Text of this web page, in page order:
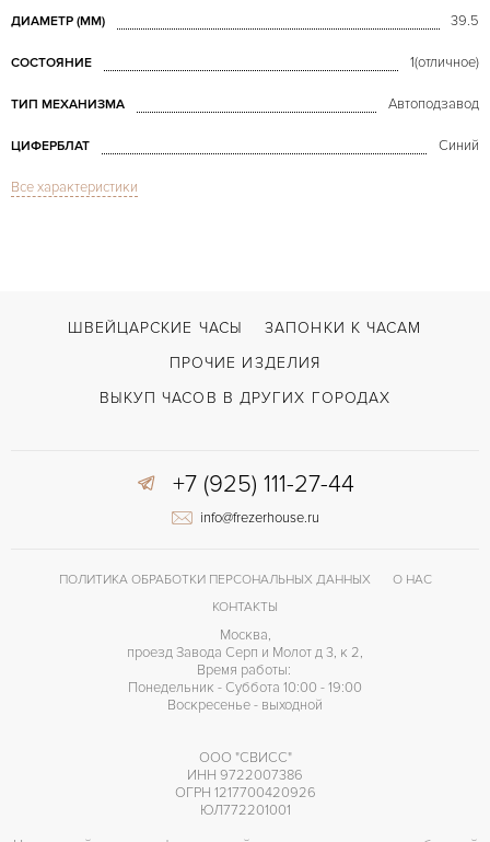
ДИАМЕТР (MM) 39.5
СОСТОЯНИЕ 1(отличное)
ТИП МЕХАНИЗМА Автоподзавод
ЦИФЕРБЛАТ Синий
СТЕКЛО
Двойной сложности застежка
КАЛИБР/МЕХАНИЗМ
Все характеристики
ШВЕЙЦАРСКИЕ ЧАСЫ
ЗАПОНКИ К ЧАСАМ
ПРОЧИЕ ИЗДЕЛИЯ
ВЫКУП ЧАСОВ В ДРУГИХ ГОРОДАХ
+7 (925) 111-27-44
info@frezerhouse.ru
ПОЛИТИКА ОБРАБОТКИ ПЕРСОНАЛЬНЫХ ДАННЫХ
О НАС
КОНТАКТЫ
Москва,
проезд Завода Серп и Молот д 3, к 2,
Время работы:
Понедельник - Суббота 10:00 - 19:00
Воскресенье - выходной
ООО "СВИСС"
ИНН 9722007386
ОГРН 1217700420926
ЮЛ772201001